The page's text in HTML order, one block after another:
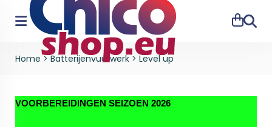
Home >Batterijenvuurwerk> Level up
VOORBEREIDINGEN SEIZOEN 2026